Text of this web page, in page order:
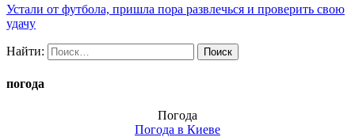
Устали от футбола, пришла пора развлечься и проверить свою
удачу
Найти:
погода
Погода
Погода в Киеве